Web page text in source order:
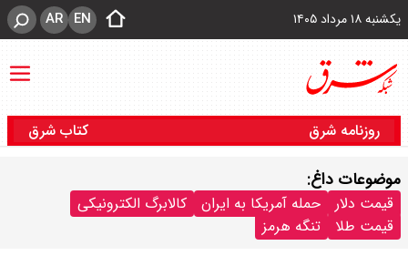
یکشنبه ۱۸ مرداد ۱۴۰۵ EN
AR
روزنامه شرق کتاب شرق
موضوعات داغ:
قیمت دلار حمله آمریکا به ایران
کالابرگ الکترونیکی
قیمت طلا
تنگه هرمز